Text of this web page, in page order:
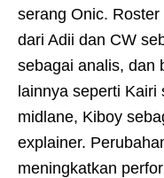
serang Onic.
dari Adii dan CW
sebagai analis, dan
lainnya seperti Kairi
midlane, Kiboy
explainer.
meningkatkan